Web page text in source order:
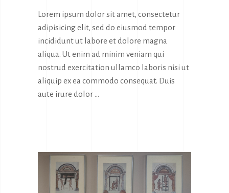
Lorem ipsum dolor sit amet, consectetur
adipisicing elit, sed do eiusmod tempor
incididunt ut labore et dolore magna
aliqua. Ut enim ad minim veniam qui
nostrud exercitation ullamco laboris nisi ut
aliquip ex ea commodo consequat. Duis
aute irure dolor